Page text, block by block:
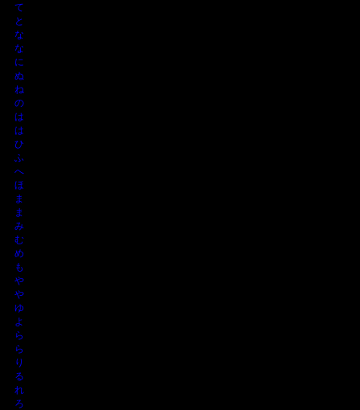
て
と
な
な
に
ぬ
ね
の
は
は
ひ
ふ
へ
ほ
ま
ま
み
む
め
も
や
や
ゆ
よ
ら
ら
り
る
れ
ろ